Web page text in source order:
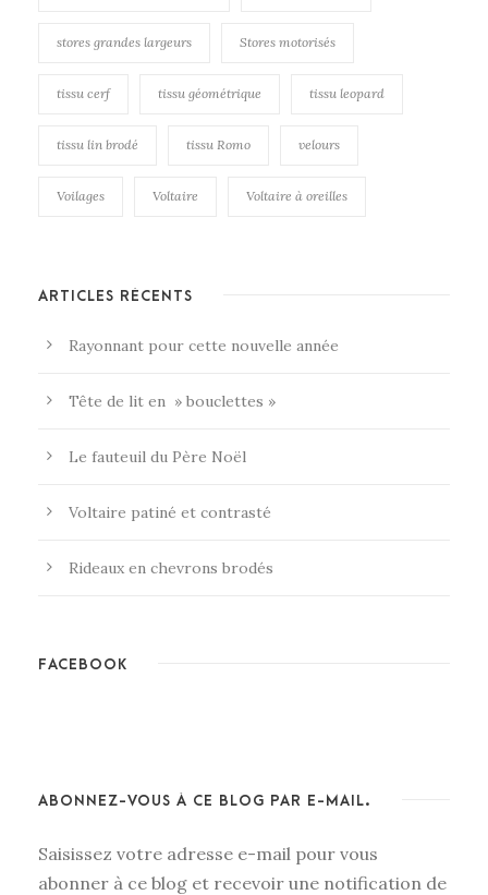
stores grandes largeurs Stores motorisés
tissu cerf tissu géométrique tissu leopard
tissu lin brodé tissu Romo velours
Voilages Voltaire Voltaire à oreilles
ARTICLES RÉCENTS
Rayonnant pour cette nouvelle année
Tête de lit en » bouclettes »
Le fauteuil du Père Noël
Voltaire patiné et contrasté
Rideaux en chevrons brodés
FACEBOOK
ABONNEZ-VOUS À CE BLOG PAR E-MAIL.
Saisissez votre adresse e-mail pour vous
abonner à ce blog et recevoir une notification de